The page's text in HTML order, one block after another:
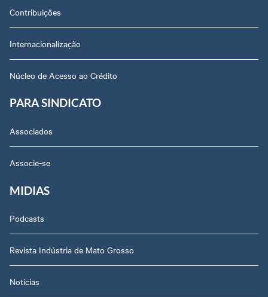
Contribuições
Internacionalização
Núcleo de Acesso ao Crédito
PARA SINDICATO
Associados
Associe-se
MIDIAS
Podcasts
Revista Indústria de Mato Grosso
Notícias